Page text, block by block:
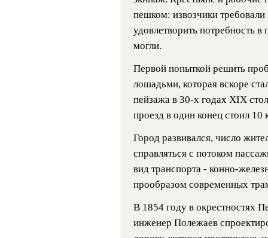
пешком: извозчики
удовлетворить потребность
могли.
Первой попыткой решить
лошадьми, которая вскоре
пейзажа в 30-х годах XIX
проезд в один конец стоил 10
Город развивался, число
справляться с потоком
вид транспорта - конно-
прообразом современных
В 1854 году в окрестностях
инженер Полежаев